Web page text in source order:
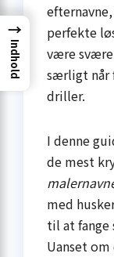
perfekte
være svære
særligt når
driller.
I denne
de mest
med
til at fange
Uanset
→
Indhold